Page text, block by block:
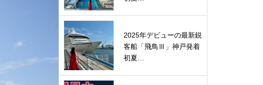
2025年デビューの最新鋭
客船「飛鳥Ⅲ」神戸発着
初夏…